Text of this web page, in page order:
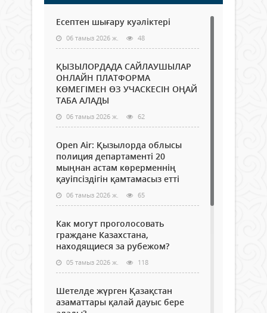
Есептен шығару куәліктері
06 тамыз 2026 ж. 48
ҚЫЗЫЛОРДАДА САЙЛАУШЫЛАР
ОНЛАЙН ПЛАТФОРМА
КӨМЕГІМЕН ӨЗ УЧАСКЕСІН ОҢАЙ
ТАБА АЛАДЫ
06 тамыз 2026 ж. 62
Open Air: Қызылорда облысы
полиция департаменті 20
мыңнан астам көрерменнің
қауіпсіздігін қамтамасыз етті
06 тамыз 2026 ж. 65
Как могут проголосовать
граждане Казахстана,
находящиеся за рубежом?
05 тамыз 2026 ж. 118
Шетелде жүрген Қазақстан
азаматтары қалай дауыс бере